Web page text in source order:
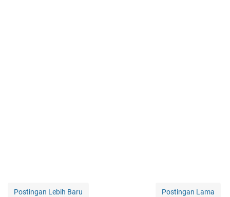
Postingan Lebih Baru Postingan Lama